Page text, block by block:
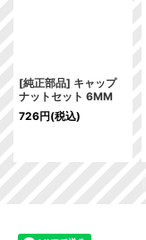
[純正部品] キャップ
ナットセット 6MM
726円(税込)